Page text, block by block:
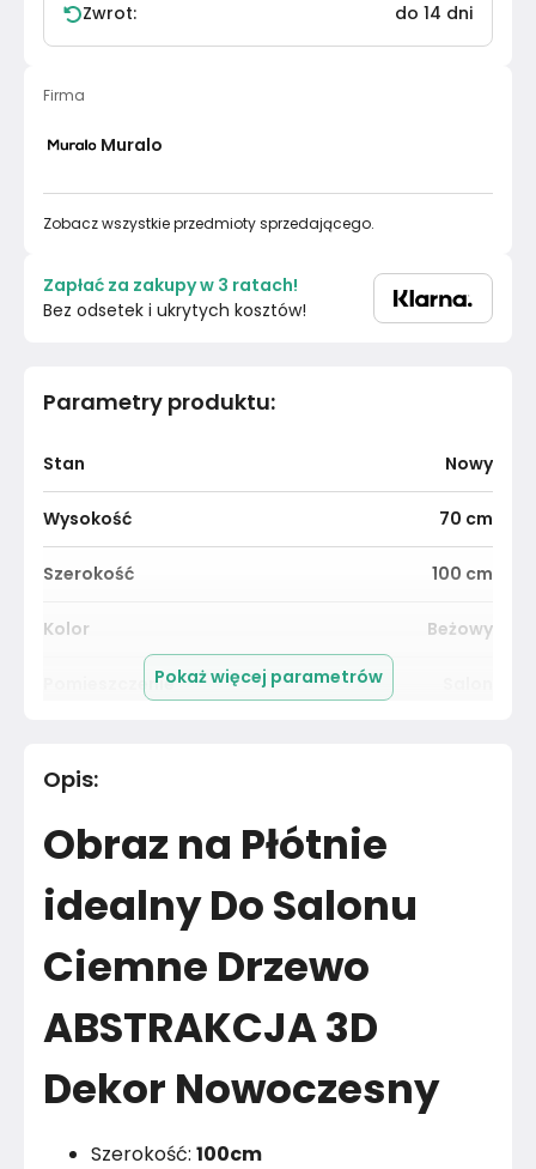
Parametry produktu:
Stan Nowy
Wysokość 70 cm
Szerokość 100 cm
Kolor Beżowy
Pomieszczenie
Materiał
Kolor
Marka
Montaż
Rok produkcji
Pokaż więcej parametrów
Opis:
Obraz na Płótnie
idealny Do Salonu
Ciemne Drzewo
ABSTRAKCJA 3D
Dekor Nowoczesny
Szerokość: 100cm
Zwrot: do 14 dni
Firma
Muralo
Zobacz wszystkie przedmioty sprzedającego.
Zapłać za zakupy w 3 ratach!
Bez odsetek i ukrytych kosztów!